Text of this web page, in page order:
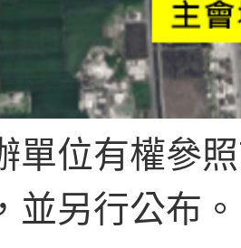
單位有權參
並另行公布。